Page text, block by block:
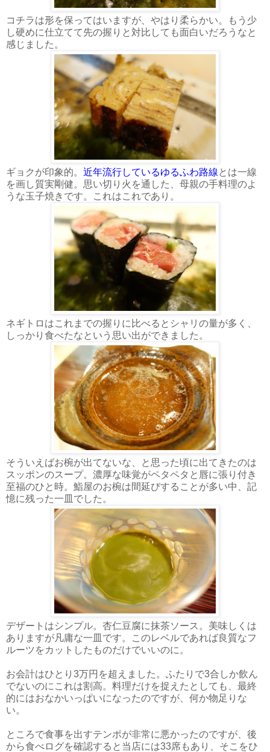
コチラは形を保ってはいますが、やはり柔らかい。もう少
し硬めに仕立てて先の握りと対比しても面白いだろうなと
感じました。
ギョクが印象的。 近年流行しているゆるふわ路線 とは一線
を画し質実剛健。思い切り火を通した、母親の手料理のよ
うな玉子焼きです。これはこれであり。
ネギトロはこれまでの握りに比べるとシャリの量が多く、
しっかり食べたなという思い出ができました。
そういえばお椀が出てないな、と思った頃に出てきたのは
スッポンのスープ。濃厚な味覚がペタペタと唇に張り付き
至福のひと時。鮨屋のお椀は間延びすることが多い中、記
憶に残った一皿でした。
デザートはシンプル。杏仁豆腐に抹茶ソース。美味しくは
ありますが凡庸な一皿です。このレベルであれば良質なフ
ルーツをカットしたものだけでいいのに。
お会計はひとり3万円を超えました。ふたりで3合しか飲ん
でないのにこれは割高。料理だけを捉えたとしても、最終
的にはおなかいっぱいになったのですが、何か物足りな
い。
ところで食事を出すテンポが非常に悪かったのですが、後
から食べログを確認すると当店には33席もあり、そこをひ